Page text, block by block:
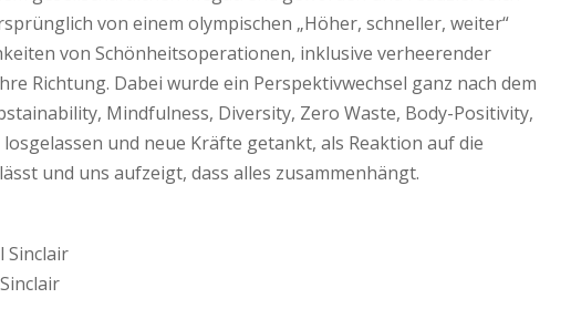
von einem olympischen „Höher, schneller, weiter“
von Schönheitsoperationen, inklusive verheerender
Richtung. Dabei wurde ein Perspektivwechsel ganz nach dem
Mindfulness, Diversity, Zero Waste, Body-Positivity,
und neue Kräfte getankt, als Reaktion auf die
und uns aufzeigt, dass alles zusammenhängt.